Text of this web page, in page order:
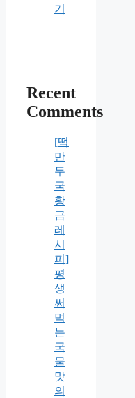
기
Recent
Comments
[떡
만
두
국
황
금
레
시
피]
평
생
써
먹
는
국
물
맛
의